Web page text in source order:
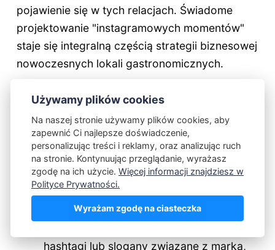
pojawienie się w tych relacjach. Świadome
projektowanie "instagramowych momentów"
staje się integralną częścią strategii biznesowej
nowoczesnych lokali gastronomicznych.
Elementy wnętrza, które szczególnie dobrze
sprawdzają się w mediach społecznościowych:
Instagramowe ściany - specjalnie
zaprojektowane tła do zdjęć, często z
logo marki lub charakterystycznymi
wzorami
hashtagi lub slogany związane z marką,
Używamy plików cookies
Na naszej stronie używamy plików cookies, aby
zapewnić Ci najlepsze doświadczenie,
personalizując treści i reklamy, oraz analizując ruch
na stronie. Kontynuując przeglądanie, wyrażasz
zgodę na ich użycie. Więcej informacji znajdziesz w
Polityce Prywatności.
Wyrażam zgodę na ciasteczka